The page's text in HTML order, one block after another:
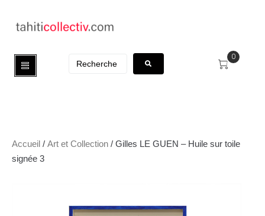
0
Accueil / Art et Collection / Gilles LE GUEN – Huile sur toile
signée 3